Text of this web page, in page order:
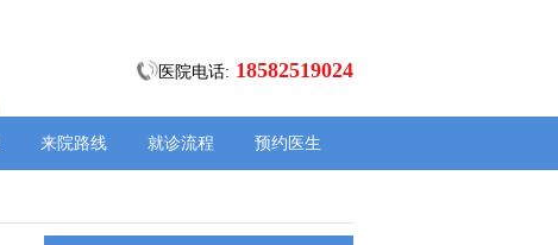
医院电话: 18582519024
来院路线 就诊流程 预约医生